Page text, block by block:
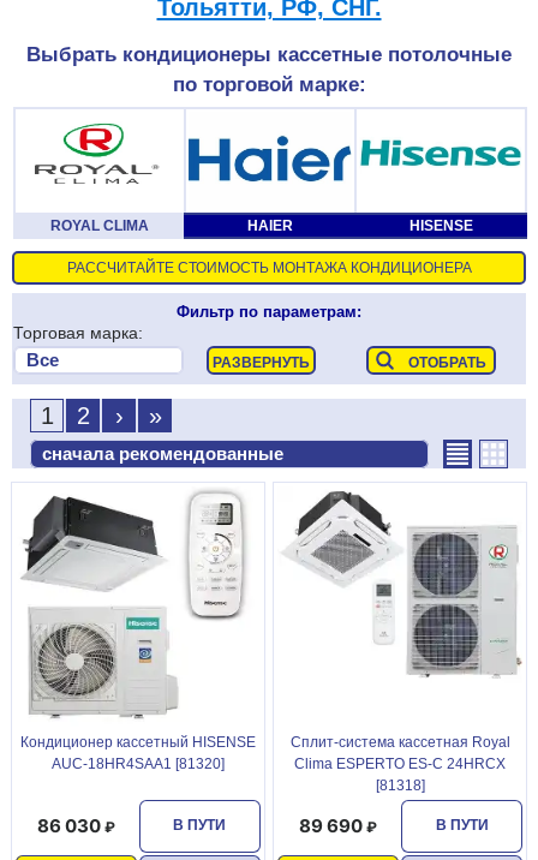
Тольятти, РФ, СНГ.
Выбрать кондиционеры кассетные потолочные
по торговой марке:
ROYAL CLIMA HAIER HISENSE
РАССЧИТАЙТЕ СТОИМОСТЬ МОНТАЖА КОНДИЦИОНЕРА
Фильтр по параметрам:
Торговая марка:
1 2 › »
Кондиционер кассетный HISENSE
AUC-18HR4SAA1 [81320]
В ПУТИ
86 030
Сплит-система кассетная Royal
Clima ESPERTO ES-C 24HRСX
[81318]
В ПУТИ
89 690